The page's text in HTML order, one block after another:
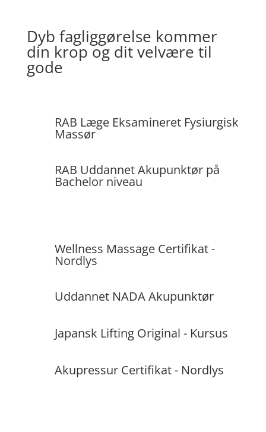
Dyb fagliggørelse kommer
din krop og dit velvære til
gode
RAB Læge Eksamineret Fysiurgisk
Massør
RAB Uddannet Akupunktør på
Bachelor niveau
Wellness Massage Certifikat -
Nordlys
Uddannet NADA Akupunktør
Japansk Lifting Original - Kursus
Akupressur Certifikat - Nordlys